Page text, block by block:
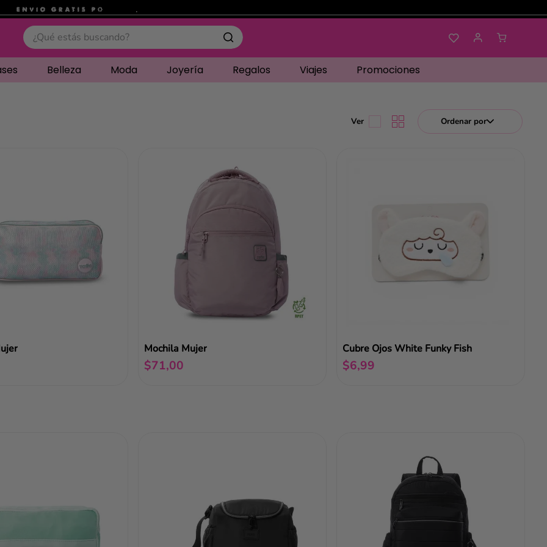
.
¿Qué estás buscando?
Belleza Moda Joyería Regalos Viajes Promociones
Ordenar por
Mochila Mujer
$71,00
Cubre Ojos White Funky Fish
$6,99